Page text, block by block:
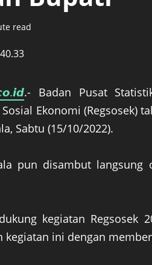
read
.- Badan Pusat
Ekonomi (Regsosek)
Sabtu (15/10/2022).
pun disambut
kegiatan Regsosek
kegiatan ini dengan